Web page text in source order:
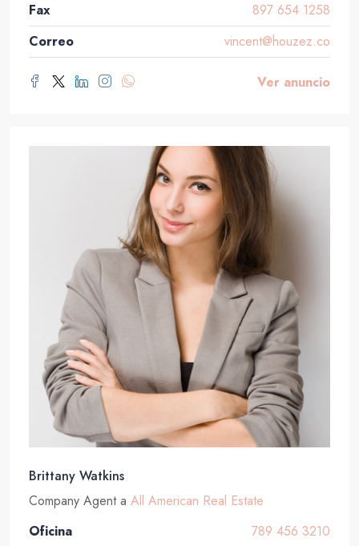
Fax
897 654 1258
Correo
vincent@houzez.co
Ver anuncio
Brittany Watkins
Company Agenta All American Real Estate
Oficina
789 456 3210